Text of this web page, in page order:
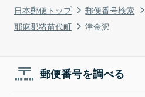
日本郵便トップ 郵便番号検索
耶麻郡猪苗代町
津金沢
郵便番号を調べる